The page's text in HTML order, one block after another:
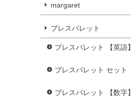
margaret
ブレスパレット
ブレスパレット 【英語】
ブレスパレット セット
ブレスパレット 【数字】